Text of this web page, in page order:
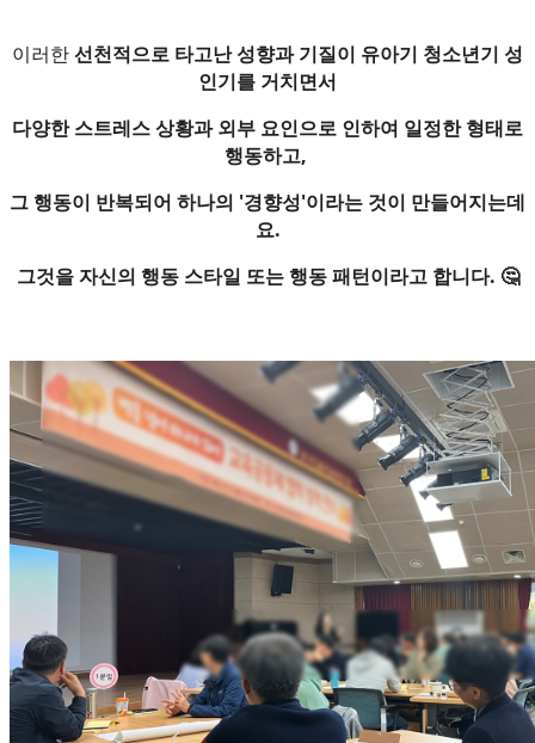
이러한선천적으로 타고난 성향과 기질이 유아기 청소년기 성
인기를 거치면서
다양한 스트레스 상황과 외부 요인으로 인하여 일정한 형태로
행동하고,
그 행동이 반복되어 하나의 '경향성'이라는 것이 만들어지는데
요.
그것을 자신의 행동 스타일 또는 행동 패턴이라고 합니다. 🤔